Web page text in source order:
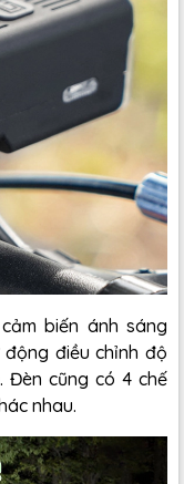
biến ánh sáng
điều chỉnh độ
Đèn cũng có 4 chế
nhau.